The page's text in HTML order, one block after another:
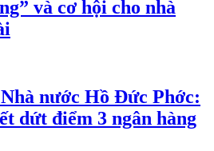
và cơ hội cho nhà
nước Hồ Đức Phớc:
dứt điểm 3 ngân hàng